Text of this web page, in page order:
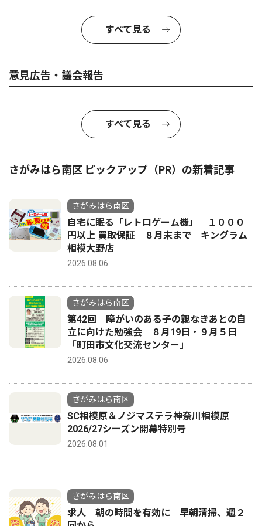
すべて見る
意見広告・議会報告
すべて見る
さがみはら南区 ピックアップ（PR）の新着記事
さがみはら南区
自宅に眠る「レトロゲーム機」 １０００
円以上 買取保証 ８月末まで キングラム
相模大野店
2026.08.06
さがみはら南区
第42回 障がいのある子の親なきあとの自
立に向けた勉強会 ８月19日・９月５日
「町田市文化交流センター」
2026.08.06
さがみはら南区
SC相模原＆ノジマステラ神奈川相模原
2026/27シーズン開幕特別号
2026.08.01
さがみはら南区
求人 朝の時間を有効に 早朝清掃、週２